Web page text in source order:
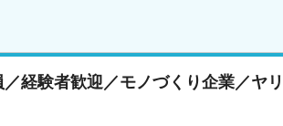
／経験者歓迎／モノづくり企業／